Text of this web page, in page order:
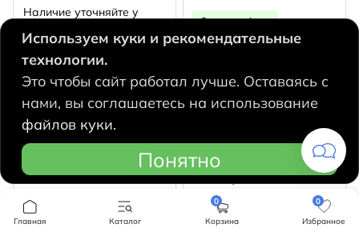
Наличие уточняйте у
19094 q
В корзину
Остаток 1 шт
20102 q
В корзину
Используем куки и рекомендательные
технологии.
Это чтобы сайт работал лучше. Оставаясь с
нами, вы соглашаетесь на использование
файлов куки.
Понятно
Главная Каталог
0
Корзина
0
Избранное